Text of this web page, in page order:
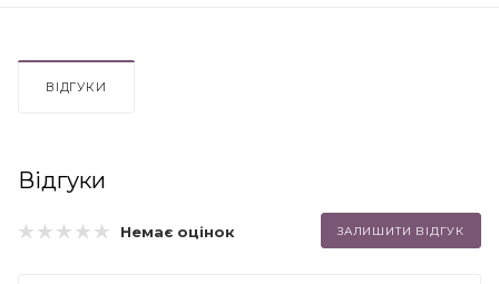
ВІДГУКИ
Відгуки
Немає оцінок ЗАЛИШИТИ ВІДГУК